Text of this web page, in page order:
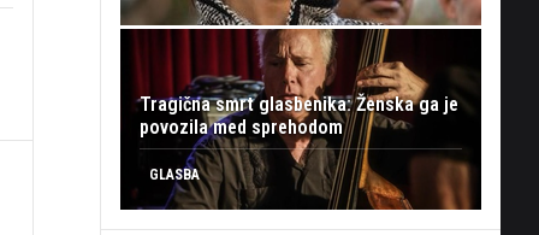
Tragična smrt glasbenika: Ženska ga je
povozila med sprehodom
GLASBA